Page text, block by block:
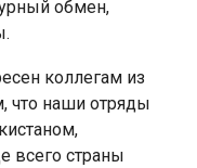
обмен,
коллегам из
что наши отряды
всего страны